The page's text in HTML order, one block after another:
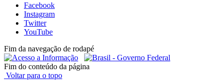
Facebook
Instagram
Twitter
YouTube
Fim da navegação de rodapé
Fim do conteúdo da página
Voltar para o topo